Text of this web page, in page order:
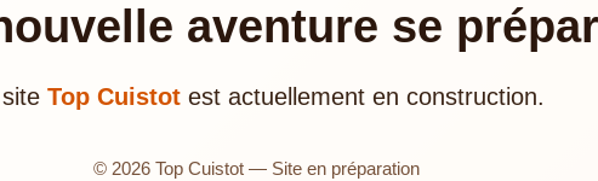
aventure se
Top Cuistotest actuellement en construction.
© 2026 Top Cuistot — Site en préparation